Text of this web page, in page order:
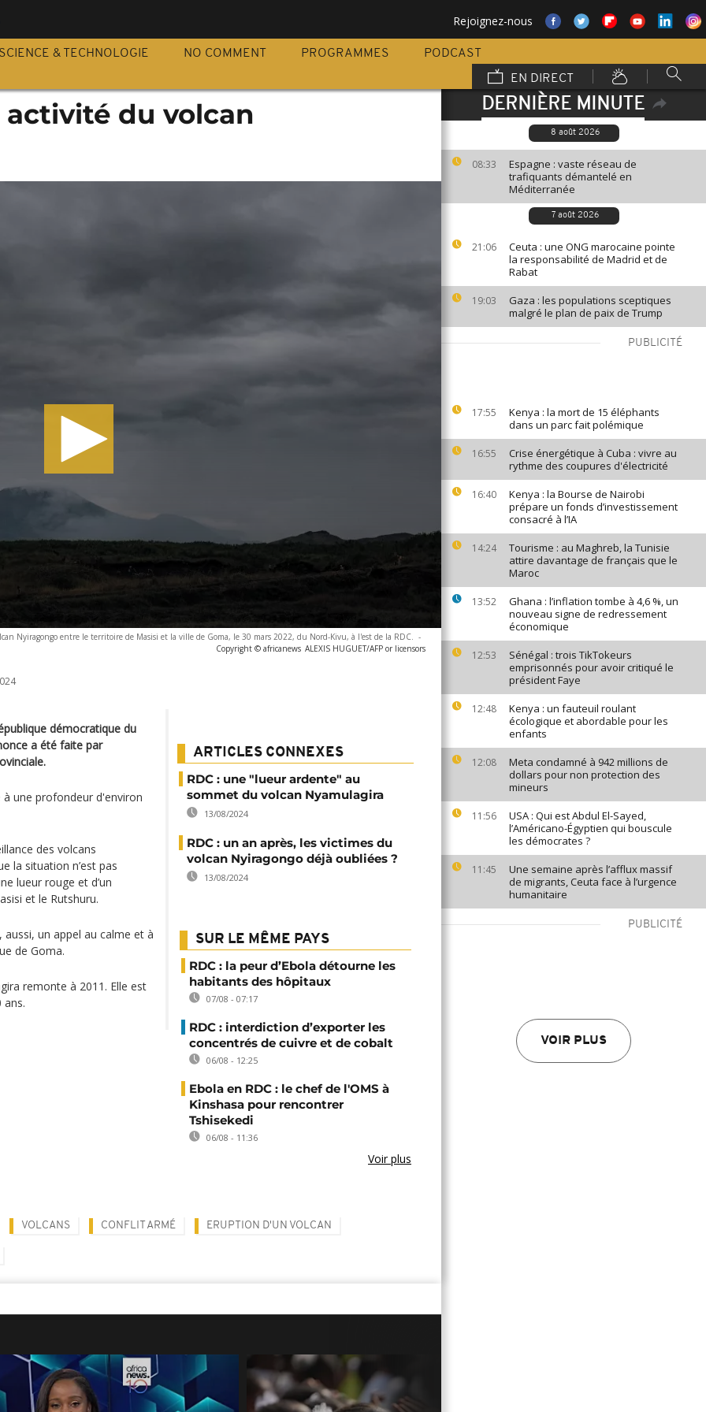
Rejoignez-nous
SCIENCE & TECHNOLOGIE NO COMMENT PROGRAMMES
PODCAST
EN DIRECT
DERNIÈRE MINUTE
8 août 2026
08:33
Espagne : vaste réseau de
trafiquants démantelé en
Méditerranée
7 août 2026
21:06
Ceuta : une ONG marocaine pointe
la responsabilité de Madrid et de
Rabat
19:03
Gaza : les populations sceptiques
malgré le plan de paix de Trump
PUBLICITÉ
17:55
Kenya : la mort de 15 éléphants
dans un parc fait polémique
16:55
Crise énergétique à Cuba : vivre au
rythme des coupures d'électricité
16:40
Kenya : la Bourse de Nairobi
prépare un fonds d’investissement
consacré à l’IA
14:24
Tourisme : au Maghreb, la Tunisie
attire davantage de français que le
Maroc
13:52
Ghana : l’inflation tombe à 4,6 %, un
nouveau signe de redressement
économique
12:53
Sénégal : trois TikTokeurs
emprisonnés pour avoir critiqué le
président Faye
12:48
Kenya : un fauteuil roulant
écologique et abordable pour les
enfants
12:08
Meta condamné à 942 millions de
dollars pour non protection des
mineurs
11:56
USA : Qui est Abdul El-Sayed,
l’Américano-Égyptien qui bouscule
les démocrates ?
11:45
Une semaine après l’afflux massif
de migrants, Ceuta face à l’urgence
humanitaire
PUBLICITÉ
VOIR PLUS
activité du volcan
Nyiragongo entre le territoire de Masisi et la ville de Goma, le 30 mars 2022, du Nord-Kivu, à l'est de la RDC. -
Copyright © africanews ALEXIS HUGUET/AFP or licensors
démocratique du
a été faite par
une profondeur d'environ
des volcans
la situation n’est pas
lueur rouge et d’un
et le Rutshuru.
aussi, un appel au calme et à
de Goma.
remonte à 2011. Elle est
ARTICLES CONNEXES
RDC : une "lueur ardente" au
sommet du volcan Nyamulagira
13/08/2024
RDC : un an après, les victimes du
volcan Nyiragongo déjà oubliées ?
13/08/2024
SUR LE MÊME PAYS
RDC : la peur d’Ebola détourne les
habitants des hôpitaux
07/08 - 07:17
RDC : interdiction d’exporter les
concentrés de cuivre et de cobalt
06/08 - 12:25
Ebola en RDC : le chef de l'OMS à
Kinshasa pour rencontrer
Tshisekedi
06/08 - 11:36
Voir plus
VOLCANS CONFLIT ARMÉ ERUPTION D'UN VOLCAN